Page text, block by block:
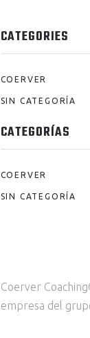
CATEGORIES
COERVER
SIN CATEGORÍA
CATEGORÍAS
COERVER
SIN CATEGORÍA
Coerver
empresa del